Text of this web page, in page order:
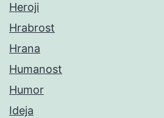
Heroji
Hrabrost
Hrana
Humanost
Humor
Ideja